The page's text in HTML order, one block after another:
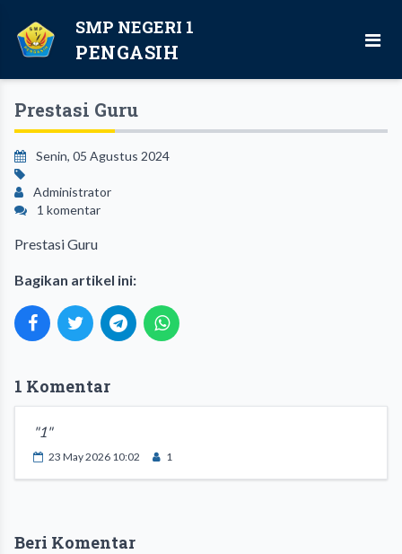
SMP NEGERI 1
PENGASIH
Prestasi Guru
Senin, 05 Agustus 2024
Administrator
1 komentar
Prestasi Guru
Bagikan artikel ini:
1 Komentar
"1"
23 May 2026 10:02 1
Beri Komentar